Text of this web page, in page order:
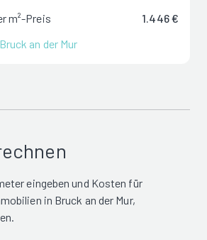
m²-Preis
1.446 €
an der Mur
eingeben und Kosten für
in Bruck an der Mur,